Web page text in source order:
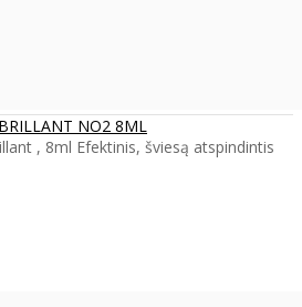
NO2 8ML
, 8ml Efektinis, šviesą atspindintis